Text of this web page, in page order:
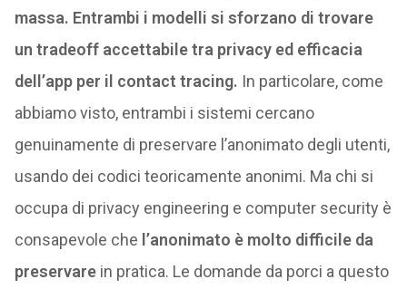
massa. Entrambi i modelli si sforzano di trovare
un tradeoff accettabile tra privacy ed efficacia
dell’app per il contact tracing. In particolare, come
abbiamo visto, entrambi i sistemi cercano
genuinamente di preservare l’anonimato degli utenti,
usando dei codici teoricamente anonimi. Ma chi si
occupa di privacy engineering e computer security è
consapevole che l’anonimato è molto difficile da
preservarein pratica. Le domande da porci a questo